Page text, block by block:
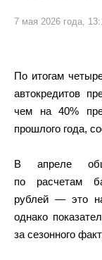
7 мая 2026 года,
По итогам
автокредитов
чем на 40%
прошлого года,
В апреле
по расчетам
рублей — это
однако
за сезонного